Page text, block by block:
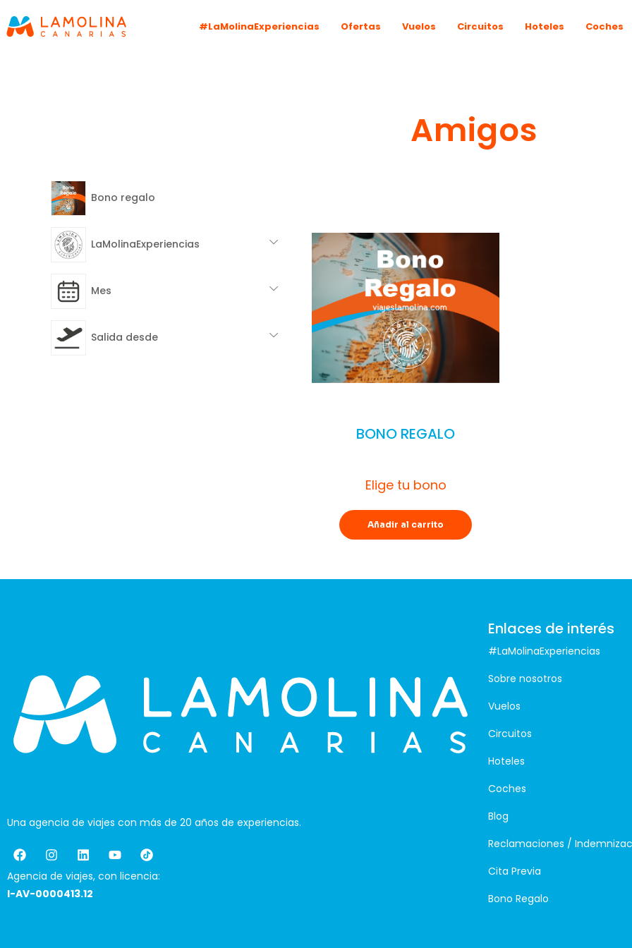
#LaMolinaExperiencias Ofertas Vuelos Circuitos Hoteles Coches
Amigos
BONO REGALO
Elige tu bono
Añadir al carrito
Bono regalo
LaMolinaExperiencias
Mes
Salida desde
Una agencia de viajes con más de 20 años de experiencias.
Agencia de viajes, con licencia:
I-AV-0000413.12
Enlaces de interés
#LaMolinaExperiencias
Sobre nosotros
Vuelos
Circuitos
Hoteles
Coches
Blog
Reclamaciones /
Cita Previa
Bono Regalo